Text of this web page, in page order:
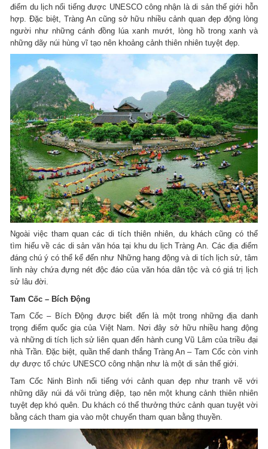
điểm du lịch nổi tiếng được UNESCO công nhận là di sản thế giới hỗn
hợp. Đặc biệt, Tràng An cũng sở hữu nhiều cảnh quan đẹp động lòng
người như những cánh đồng lúa xanh mướt, lòng hồ trong xanh và
những dãy núi hùng vĩ tạo nên khoảng cảnh thiên nhiên tuyệt đẹp.
Ngoài việc tham quan các di tích thiên nhiên, du khách cũng có thể
tìm hiểu về các di sản văn hóa tại khu du lịch Tràng An. Các địa điểm
đáng chú ý có thể kể đến như Những hang động và di tích lịch sử, tâm
linh này chứa đựng nét độc đáo của văn hóa dân tộc và có giá trị lịch
sử lâu đời.
Tam Cốc – Bích Động
Tam Cốc – Bích Động được biết đến là một trong những địa danh
trọng điểm quốc gia của Việt Nam. Nơi đây sở hữu nhiều hang động
và những di tích lịch sử liên quan đến hành cung Vũ Lâm của triều đại
nhà Trần. Đặc biệt, quần thể danh thắng Tràng An – Tam Cốc còn vinh
dự được tổ chức UNESCO công nhận như là một di sản thế giới.
Tam Cốc Ninh Bình nổi tiếng với cảnh quan đẹp như tranh vẽ với
những dãy núi đá vôi trùng điệp, tạo nên một khung cảnh thiên nhiên
tuyệt đẹp khó quên. Du khách có thể thưởng thức cảnh quan tuyệt vời
bằng cách tham gia vào một chuyến tham quan bằng thuyền.